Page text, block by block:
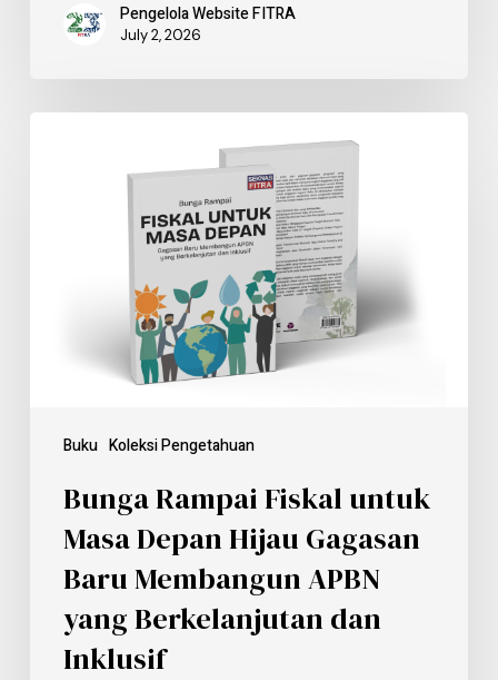
Pengelola Website FITRA
July 2, 2026
Buku Koleksi Pengetahuan
Bunga Rampai Fiskal untuk
Masa Depan Hijau Gagasan
Baru Membangun APBN
yang Berkelanjutan dan
Inklusif